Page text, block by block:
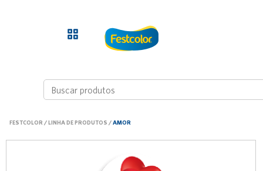
FESTCOLOR /LINHA DE PRODUTOS /AMOR